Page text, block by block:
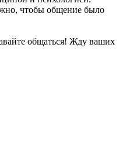
чтобы общение было
общаться! Жду ваших